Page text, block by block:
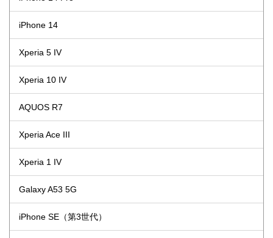
iPhone 14
Xperia 5 IV
Xperia 10 IV
AQUOS R7
Xperia Ace III
Xperia 1 IV
Galaxy A53 5G
iPhone SE（第3世代）